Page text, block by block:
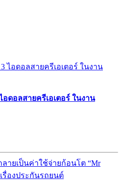
ดอลสายครีเอเตอร์ ในงาน